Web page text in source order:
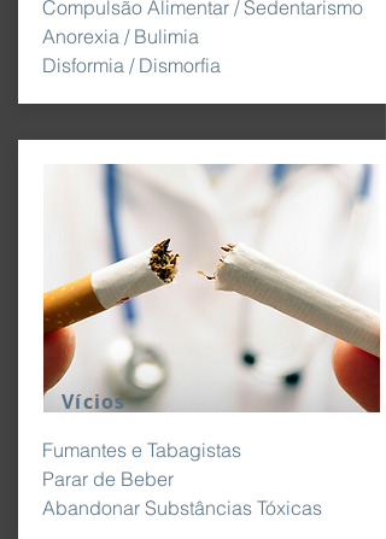
Compulsão Alimentar / Sedentarismo
Anorexia / Bulimia
Disformia / Dismorfia
Vícios
Fumantes e Tabagistas
Parar de Beber
Abandonar Substâncias Tóxicas